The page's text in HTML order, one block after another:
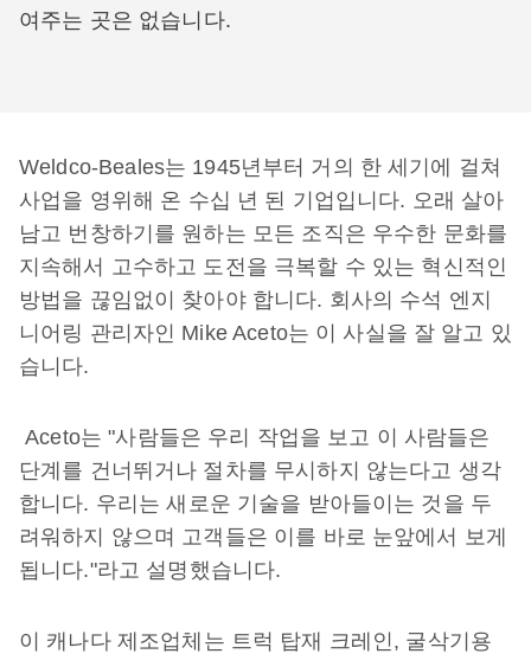
여주는 곳은 없습니다.
Weldco-Beales는 1945년부터 거의 한 세기에 걸쳐
사업을 영위해 온 수십 년 된 기업입니다. 오래 살아
남고 번창하기를 원하는 모든 조직은 우수한 문화를
지속해서 고수하고 도전을 극복할 수 있는 혁신적인
방법을 끊임없이 찾아야 합니다. 회사의 수석 엔지
니어링 관리자인 Mike Aceto는 이 사실을 잘 알고 있
습니다.
Aceto는 "사람들은 우리 작업을 보고 이 사람들은
단계를 건너뛰거나 절차를 무시하지 않는다고 생각
합니다. 우리는 새로운 기술을 받아들이는 것을 두
려워하지 않으며 고객들은 이를 바로 눈앞에서 보게
됩니다."라고 설명했습니다.
이 캐나다 제조업체는 트럭 탑재 크레인, 굴삭기용